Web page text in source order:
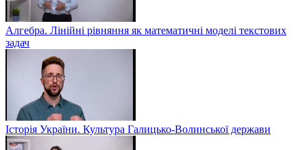
Алгебра. Лінійні рівняння як математичні моделі текстових
задач
Історія України. Культура Галицько-Волинської держави